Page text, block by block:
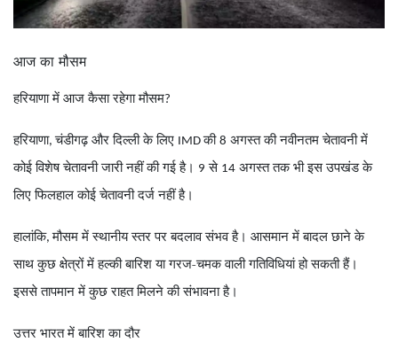
आज का मौसम
हरियाणा में आज कैसा रहेगा मौसम?
हरियाणा,चंडीगढ़ और दिल्ली के लिए IMDकी 8 अगस्त की नवीनतम चेतावनी में
कोई विशेष चेतावनी जारी नहीं की गई है। 9 से 14 अगस्त तक भी इस उपखंड के
लिए फिलहाल कोई चेतावनी दर्ज नहीं है।
हालांकि,मौसम में स्थानीय स्तर पर बदलाव संभव है। आसमान में बादल छाने के
साथ कुछ क्षेत्रों में हल्की बारिश या गरज-चमक वाली गतिविधियां हो सकती हैं।
इससे तापमान में कुछ राहत मिलने की संभावना है।
उत्तर भारत में बारिश का दौर